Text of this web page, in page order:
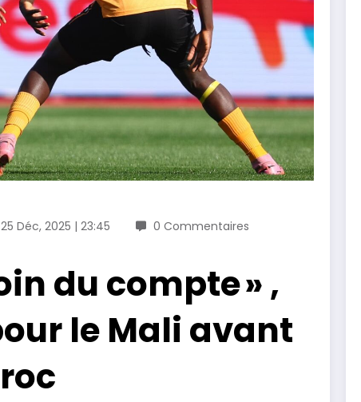
25 Déc, 2025 | 23:45 0 Commentaires
du compte » ,
le Mali avant